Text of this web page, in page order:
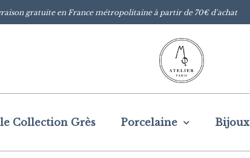
gratuite en France métropolitaine à partir de 70€ d'achat
Collection Grès Porcelaine Bijoux